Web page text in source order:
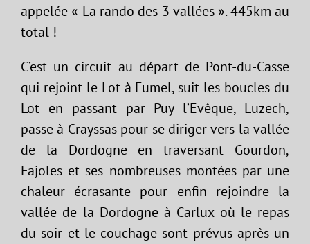
appelée « La rando des 3 vallées ». 445km au
total !
C’est un circuit au départ de Pont-du-Casse
qui rejoint le Lot à Fumel, suit les boucles du
Lot en passant par Puy l’Evêque, Luzech,
passe à Crayssas pour se diriger vers la vallée
de la Dordogne en traversant Gourdon,
Fajoles et ses nombreuses montées par une
chaleur écrasante pour enfin rejoindre la
vallée de la Dordogne à Carlux où le repas
du soir et le couchage sont prévus après un